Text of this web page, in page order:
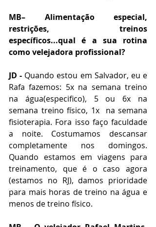
MB– Alimentação especial,
restrições, treinos
específicos...qual é a sua rotina
como velejadora profissional?
JD - Quando estou em Salvador, eu e
Rafa fazemos: 5x na semana treino
na água(especifico), 5 ou 6x na
semana treino físico, 1x  na semana
fisioterapia. Fora isso faço faculdade
a noite. Costumamos descansar
completamente nos domingos.
Quando estamos em viagens para
treinamento, que é o caso agora
(estamos no RJ), damos prioridade
para mais horas de treino na água e
menos de treino físico.